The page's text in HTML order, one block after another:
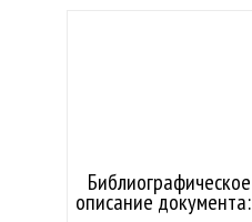
Библиографическое
описание документа: